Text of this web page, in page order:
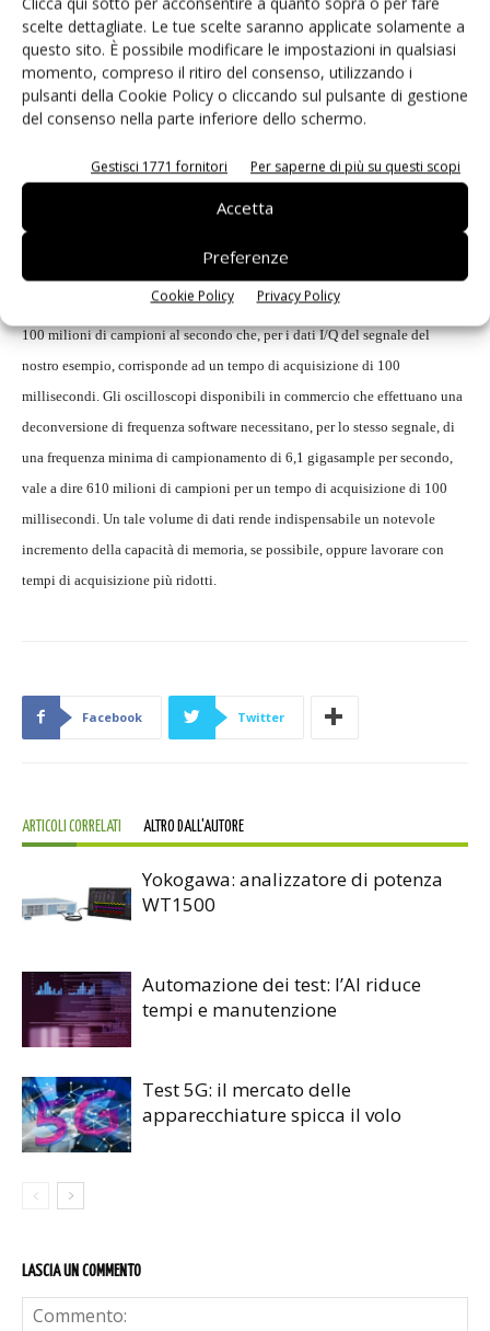
scelte dettagliate. Le tue scelte saranno applicate solamente a
questo sito. È possibile modificare le impostazioni in qualsiasi
momento, compreso il ritiro del consenso, utilizzando i
pulsanti della Cookie Policy o cliccando sul pulsante di gestione
del consenso nella parte inferiore dello schermo.
Gestisci 1771 fornitori Per saperne di più su questi scopi
Accetta
Preferenze
Cookie Policy Privacy Policy
supporto hardware ed è quindi significativamente più veloce di ogni altra
implementazione esclusivamente software. Essendo il segnale in banda
base, gli utenti dell'interfaccia K11 possono lavorare con sampling rate
relativamente bassi: ciò significa poter acquisire i segnali per lunghi
esempio, che si debba demodulare e analizzare un segnale con una
larghezza di banda di 80 MHz e una frequenza portante di 3 GHz. Se si
utilizza un'interfaccia I/Q software, la larghezza di banda può arrivare
all'80% della larghezza di banda di Nyquist. Pertanto, dopo la
deconversione hardware in banda base, è sufficiente un sampling rate di
100 milioni di campioni al secondo che, per i dati I/Q del segnale del
nostro esempio, corrisponde ad un tempo di acquisizione di 100
millisecondi. Gli oscilloscopi disponibili in commercio che effettuano una
deconversione di frequenza software necessitano, per lo stesso segnale, di
una frequenza minima di campionamento di 6,1 gigasample per secondo,
vale a dire 610 milioni di campioni per un tempo di acquisizione di 100
millisecondi. Un tale volume di dati rende indispensabile un notevole
incremento della capacità di memoria, se possibile, oppure lavorare con
tempi di acquisizione più ridotti.
Facebook Twitter
ARTICOLI CORRELATI ALTRO DALL'AUTORE
Yokogawa: analizzatore di potenza
WT1500
Automazione dei test: l’AI riduce
tempi e manutenzione
Test 5G: il mercato delle
apparecchiature spicca il volo
LASCIA UN COMMENTO